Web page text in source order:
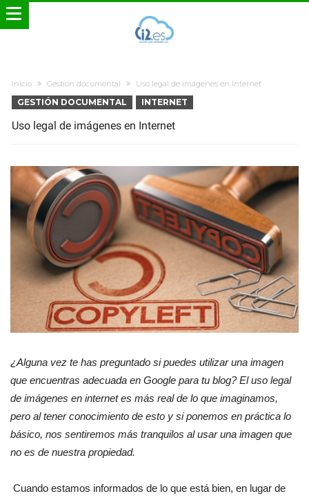
Inicio Gestión documental Uso legal de imágenes en Internet
GESTIÓN DOCUMENTAL INTERNET
Uso legal de imágenes en Internet
¿Alguna vez te has preguntado si puedes utilizar una imagen
que encuentras adecuada en Google para tu blog? El uso legal
de imágenes en internet es más real de lo que imaginamos,
pero al tener conocimiento de esto y si ponemos en práctica lo
básico, nos sentiremos más tranquilos al usar una imagen que
no es de nuestra propiedad.
Cuando estamos informados de lo que está bien, en lugar de